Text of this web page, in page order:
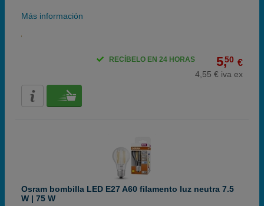
Más información
5,50 €
4,55 € iva ex
RECÍBELO EN 24 HORAS
Osram bombilla LED E27 A60 filamento luz neutra 7.5
W | 75 W